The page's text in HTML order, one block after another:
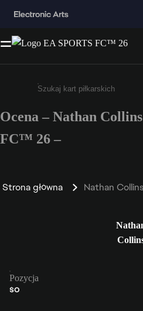
Wpisz co najmniej 3
Ocena – Nathan
FC™ 26 –
Strona główna Nathan Collins
Pozycja
ŚO